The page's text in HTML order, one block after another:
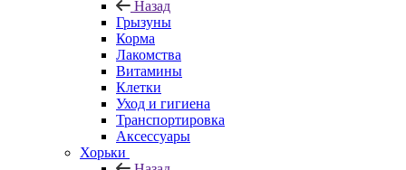
Назад
Грызуны
Корма
Лакомства
Витамины
Клетки
Уход и гигиена
Транспортировка
Аксессуары
Хорьки